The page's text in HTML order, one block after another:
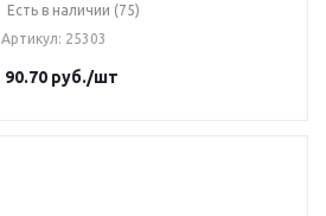
Есть в наличии (75)
Артикул: 25303
90.70руб./шт